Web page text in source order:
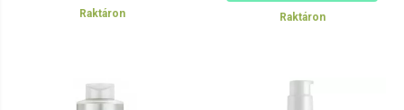
Raktáron Raktáron